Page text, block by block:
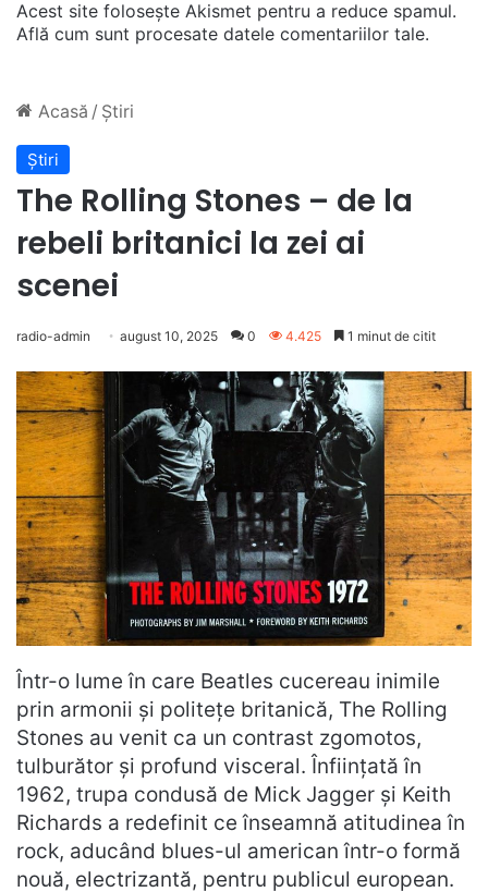
Acest site folosește Akismet pentru a reduce spamul.
Află cum sunt procesate datele comentariilor tale.